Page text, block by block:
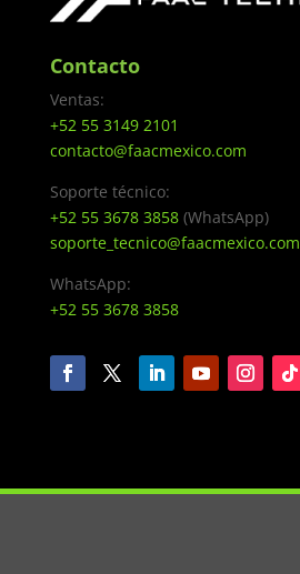
Contacto
Ventas:
+52 55 3149 2101
contacto@faacmexico.com
Soporte técnico:
+52 55 3678 3858(WhatsApp)
soporte_tecnico@faacmexico.com
WhatsApp:
+52 55 3678 3858